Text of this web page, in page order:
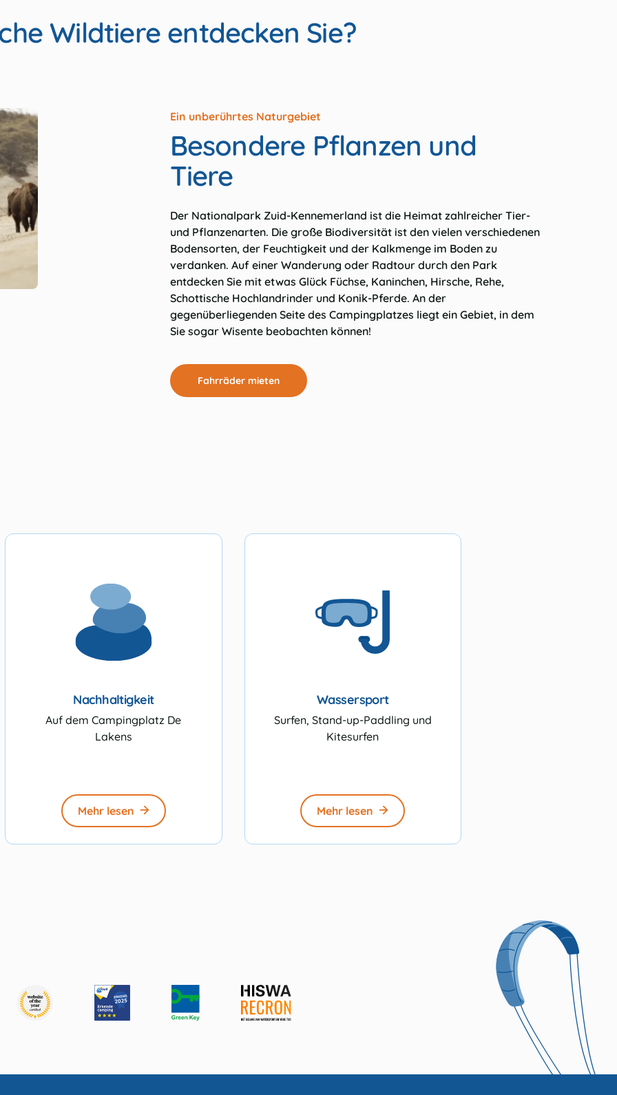
Wildtiere entdecken Sie?
Ein unberührtes Naturgebiet
Besondere Pflanzen und
Tiere
Der Nationalpark Zuid-Kennemerland ist die Heimat zahlreicher Tier-
und Pflanzenarten. Die große Biodiversität ist den vielen verschiedenen
Bodensorten, der Feuchtigkeit und der Kalkmenge im Boden zu
verdanken. Auf einer Wanderung oder Radtour durch den Park
entdecken Sie mit etwas Glück Füchse, Kaninchen, Hirsche, Rehe,
Schottische Hochlandrinder und Konik-Pferde. An der
gegenüberliegenden Seite des Campingplatzes liegt ein Gebiet, in dem
Sie sogar Wisente beobachten können!
Fahrräder mieten
Nachhaltigkeit
Auf dem Campingplatz De
Lakens
Mehr lesen
Wassersport
Surfen, Stand-up-Paddling und
Kitesurfen
Mehr lesen